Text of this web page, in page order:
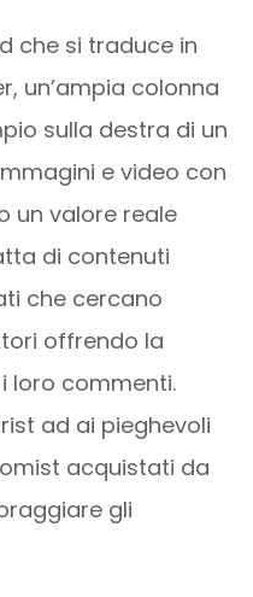
che si traduce in
un’ampia colonna
sulla destra di un
e video con
un valore reale
di contenuti
che cercano
offrendo la
loro commenti.
ad ai pieghevoli
acquistati da
gli